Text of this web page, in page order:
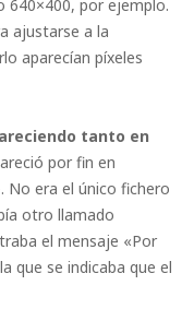
640×400, por ejemplo.
ajustarse a la
aparecían píxeles
tanto en
por fin en
No era el único fichero
otro llamado
el mensaje «Por
que se indicaba que el